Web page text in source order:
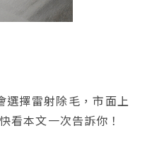
擇雷射除毛，市面上
看本文一次告訴你！